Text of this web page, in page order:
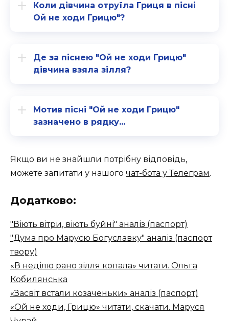
Коли дівчина отруїла Гриця в пісні
Ой не ходи Грицю"?
Де за піснею "Ой не ходи Грицю"
дівчина взяла зілля?
Мотив пісні "Ой не ходи Грицю"
зазначено в рядку...
Якщо ви не знайшли потрібну відповідь,
можете запитати у нашого чат-бота у Телеграм.
Додатково:
"Віють вітри, віють буйні" аналіз (паспорт)
"Дума про Марусю Богуславку" аналіз (паспорт
твору)
«В неділю рано зілля копала» читати. Ольга
Кобилянська
«Засвіт встали козаченьки» аналіз (паспорт)
«Ой не ходи, Грицю» читати, скачати. Маруся